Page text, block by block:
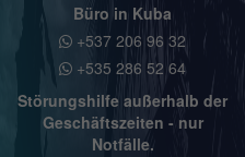
Büro in Kuba
+537 206 96 32
+535 286 52 64
Störungshilfe außerhalb der
Geschäftszeiten - nur
Notfälle.